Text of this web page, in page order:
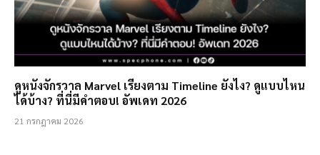
ดูหนังจักรวาล Marvel เรียงตาม Timeline ยังไง? ดูแบบไหน
ได้บ้าง? ที่นี่มีคำตอบ! อัพเดท 2026
21 กรกฎาคม 2026